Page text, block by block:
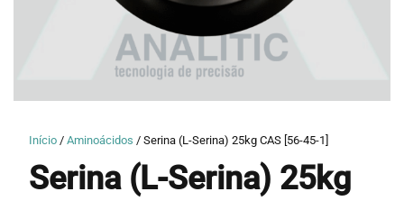
Início/ Aminoácidos / Serina (L-Serina) 25kg CAS [56-45-1]
Serina (L-Serina) 25kg